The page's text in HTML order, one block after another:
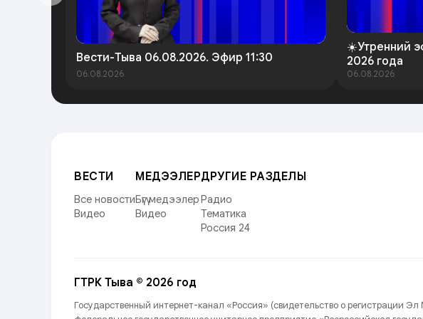
Вести-Тыва 06.08.2026. Эфир 11:30
06.08.2026
☀️Утренний
2026 года
06.08.2026
ВЕСТИ
Все новости
Видео
МЕДЭЭЛЕР
Бүгү медээлер
Видео
ДРУГИЕ РАЗДЕЛЫ
Радио
Тематика
Россия 24
ГТРК Тыва © 2026 год
Государственный интернет-канал «Россия» (свидетельство о регистрации